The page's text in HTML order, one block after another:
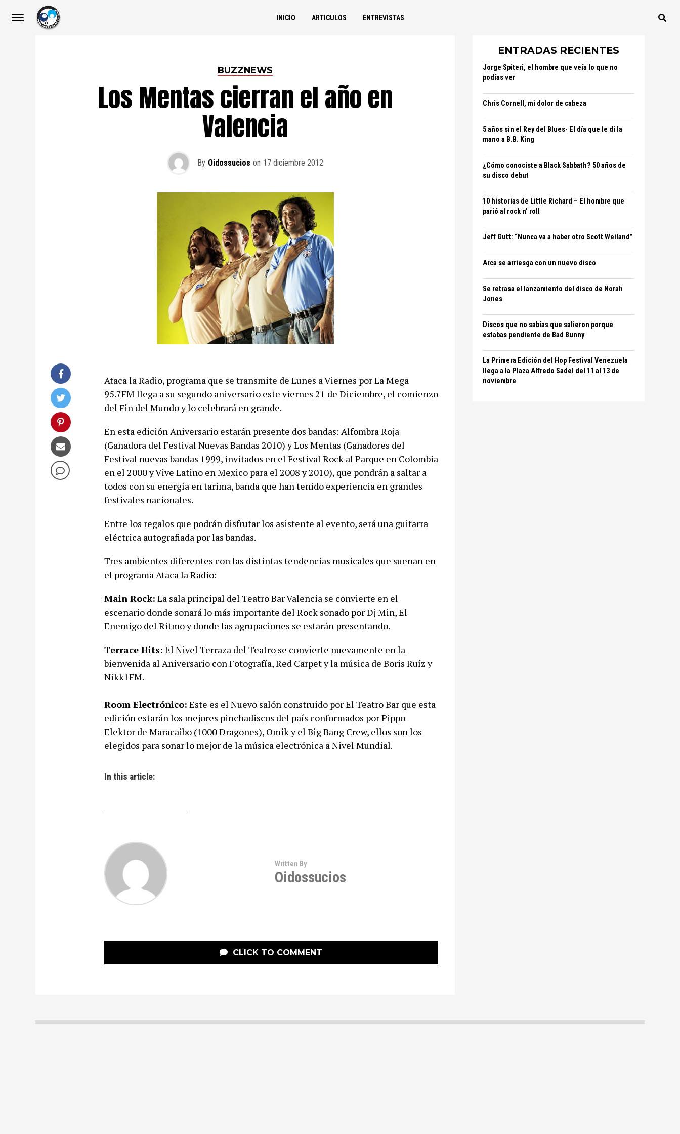
INICIO ARTICULOS ENTREVISTAS
BUZZNEWS
Los Mentas cierran el año en
Valencia
By Oidossucios on 17 diciembre 2012
Ataca la Radio, programa que se transmite de Lunes a Viernes por La Mega
95.7FM llega a su segundo aniversario este viernes 21 de Diciembre, el comienzo
del Fin del Mundo y lo celebrará en grande.
En esta edición Aniversario estarán presente dos bandas: Alfombra Roja
(Ganadora del Festival Nuevas Bandas 2010) y Los Mentas (Ganadores del
Festival nuevas bandas 1999, invitados en el Festival Rock al Parque en Colombia
en el 2000 y Vive Latino en Mexico para el 2008 y 2010), que pondrán a saltar a
todos con su energía en tarima, banda que han tenido experiencia en grandes
festivales nacionales.
Entre los regalos que podrán disfrutar los asistente al evento, será una guitarra
eléctrica autografiada por las bandas.
Tres ambientes diferentes con las distintas tendencias musicales que suenan en
el programa Ataca la Radio:
Main Rock: La sala principal del Teatro Bar Valencia se convierte en el
escenario donde sonará lo más importante del Rock sonado por Dj Min, El
Enemigo del Ritmo y donde las agrupaciones se estarán presentando.
Terrace Hits: El Nivel Terraza del Teatro se convierte nuevamente en la
bienvenida al Aniversario con Fotografía, Red Carpet y la música de Boris Ruíz y
Nikk1FM.
Room Electrónico: Este es el Nuevo salón construido por El Teatro Bar que esta
edición estarán los mejores pinchadiscos del país conformados por Pippo-
Elektor de Maracaibo (1000 Dragones), Omik y el Big Bang Crew, ellos son los
elegidos para sonar lo mejor de la música electrónica a Nivel Mundial.
In this article:
Written By
Oidossucios
CLICK TO COMMENT
ENTRADAS RECIENTES
Jorge Spiteri, el hombre que veía lo que no
podías ver
Chris Cornell, mi dolor de cabeza
5 años sin el Rey del Blues- El día que le di la
mano a B.B. King
¿Cómo conociste a Black Sabbath? 50 años de
su disco debut
10 historias de Little Richard – El hombre que
parió al rock n’ roll
Jeff Gutt: “Nunca va a haber otro Scott Weiland”
Arca se arriesga con un nuevo disco
Se retrasa el lanzamiento del disco de Norah
Jones
Discos que no sabías que salieron porque
estabas pendiente de Bad Bunny
La Primera Edición del Hop Festival Venezuela
llega a la Plaza Alfredo Sadel del 11 al 13 de
noviembre